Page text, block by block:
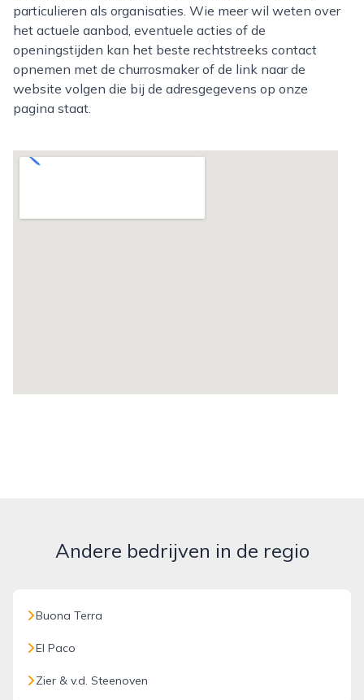
particulieren als organisaties. Wie meer wil weten over
het actuele aanbod, eventuele acties of de
openingstijden kan het beste rechtstreeks contact
opnemen met de churrosmaker of de link naar de
website volgen die bij de adresgegevens op onze
pagina staat.
Andere bedrijven in de regio
Buona Terra
El Paco
Zier & v.d. Steenoven